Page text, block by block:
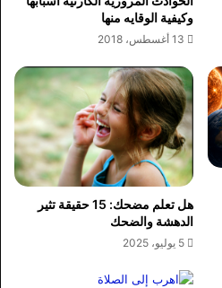
وكيفية الوقايه منها
13 أغسطس، 2018
هل تعلم مضحك: 15 حقيقة تثير
الدهشة والضحك
5 يوليو، 2025